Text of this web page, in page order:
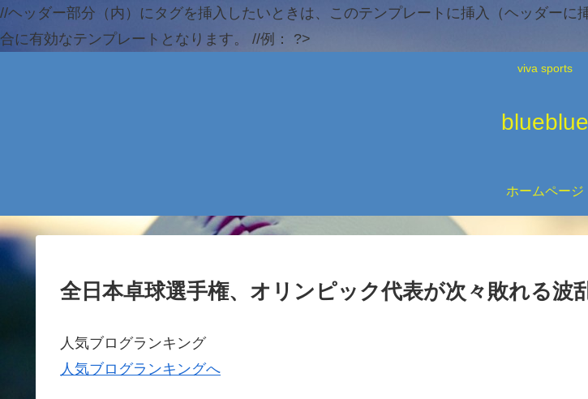
//ヘッダー部分（内）にタグを挿入したいときは、このテンプレートに挿入（ヘッダー
合に有効なテンプレートとなります。 //例：
?>
viva sports
blueblue
ホームページ
全日本卓球選手権、オリンピック代表が次々敗れる波
人気ブログランキング
人気ブログランキングへ